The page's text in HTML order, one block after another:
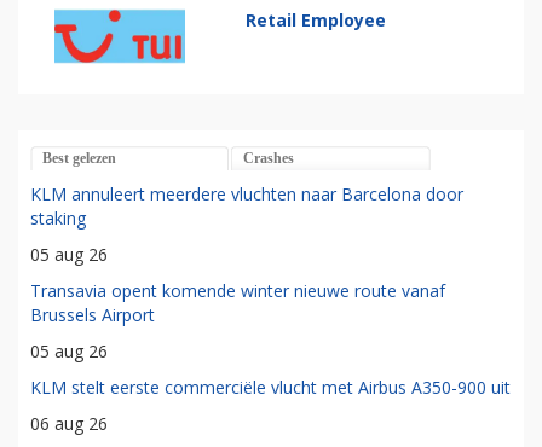
Retail Employee
Best gelezen Crashes
KLM annuleert meerdere vluchten naar Barcelona door
staking
05 aug 26
Transavia opent komende winter nieuwe route vanaf
Brussels Airport
05 aug 26
KLM stelt eerste commerciële vlucht met Airbus A350-900 uit
06 aug 26